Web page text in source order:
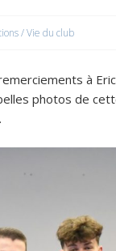
/ Vie du club
à
photos de